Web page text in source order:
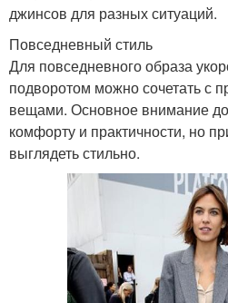
джинсов для разных ситуаций.
Повседневный стиль
Для повседневного образа
подворотом можно сочетать с
вещами. Основное внимание
комфорту и практичности, но
выглядеть стильно.